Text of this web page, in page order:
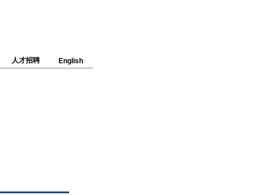
人才招聘 English